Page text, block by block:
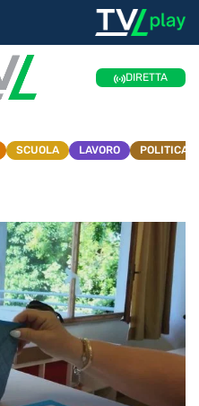
DIRETTA
SCUOLA LAVORO POLITICA